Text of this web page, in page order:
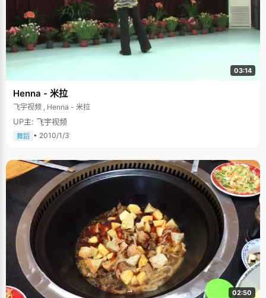
03:14
Henna - 米拉
飞宇视频 , Henna - 米拉
UP主: 飞宇视频
舞蹈 • 2010/1/3
02:50